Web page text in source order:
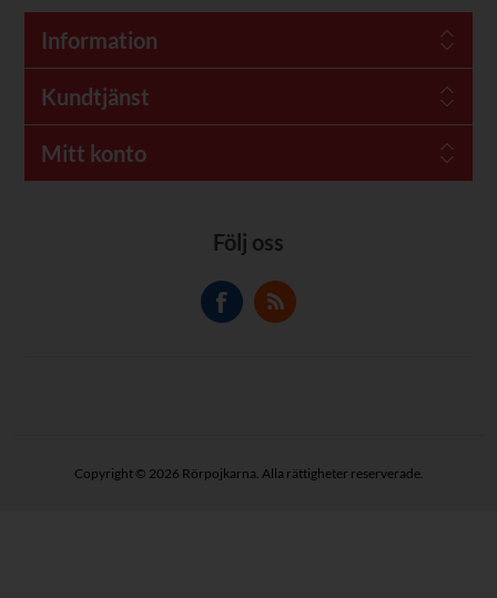
Information
Kundtjänst
Mitt konto
Följ oss
Copyright © 2026 Rörpojkarna. Alla rättigheter reserverade.